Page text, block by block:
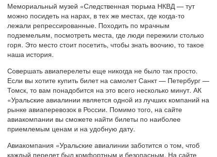
Мемориальный музей «Следственная тюрьма НКВД — тут
можно посидеть на нарах, в тех же местах, где когда-то
лежали репрессированные. Походить по мрачным
подземельям, посмотреть места, где люди пережили столько
горя. Это место стоит посетить, чтобы знать воочию, то такое
наша история.
Совершать авиаперелеты еще никогда не было так просто.
Если вы хотите купить билет на самолет Санкт — Петербург —
Томск, то вам понадобится на это всего несколько минут. АК
«Уральские авиалинии является одной из лучших компаний на
рынке авиаперевозок в России. Помимо того, на сайте
авиакомпании вы сможете найти билеты по наиболее
приемлемым ценам и на удобную дату.
Авиакомпания «Уральские авиалинии заботится о том, чтоб
каждый перелет был комфортным и безопасным. На сайте